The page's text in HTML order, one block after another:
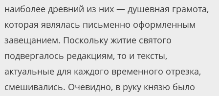
наиболее древний из них — душевная грамота,
которая являлась письменно оформленным
завещанием. Поскольку житие святого
подвергалось редакциям, то и тексты,
актуальные для каждого временного отрезка,
смешивались. Очевидно, в руку князю было